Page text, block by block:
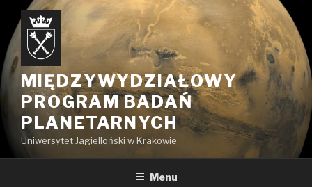
Przejdź
treści
MIĘDZYWYDZIAŁOWY
PROGRAM BADAŃ
PLANETARNYCH
Uniwersytet Jagielloński w Krakowie
Menu